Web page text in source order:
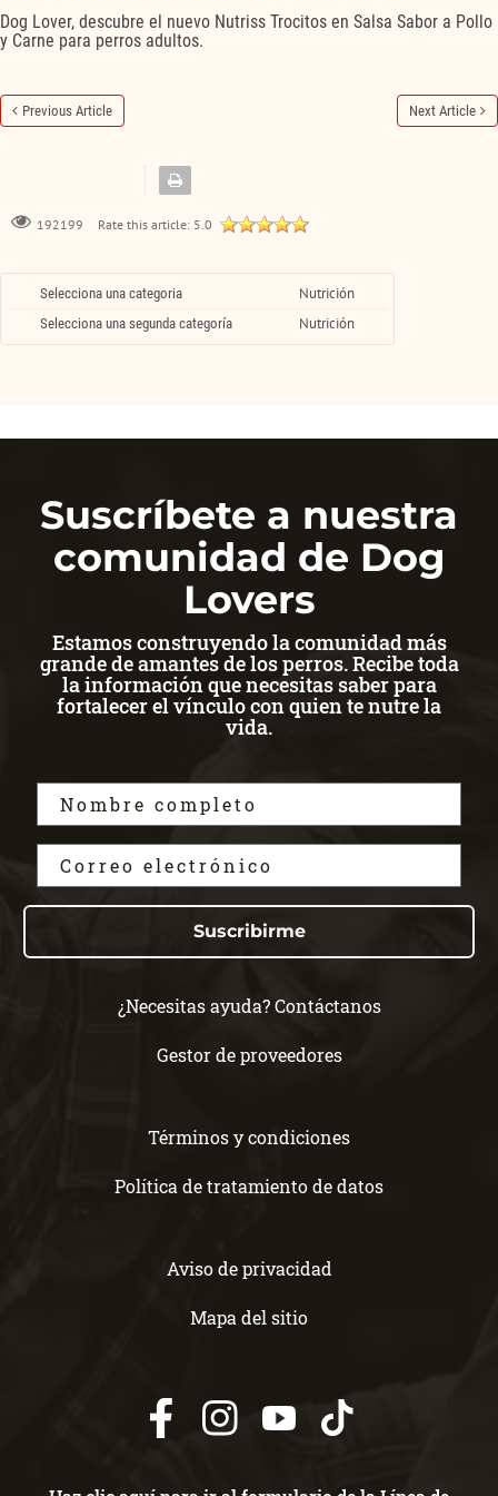
Dog Lover, descubre el nuevo Nutriss Trocitos en Salsa Sabor a Pollo
y Carne para perros adultos.
Previous Article Next Article
192199 Rate this article: 5.0
Selecciona una categoria Nutrición
Selecciona una segunda categoría Nutrición
Suscríbete a nuestra
comunidad de Dog
Lovers
Estamos construyendo la comunidad más
grande de amantes de los perros. Recibe toda
la información que necesitas saber para
fortalecer el vínculo con quien te nutre la
vida.
Suscribirme
¿Necesitas ayuda? Contáctanos
Gestor de proveedores
Términos y condiciones
Política de tratamiento de datos
Aviso de privacidad
Mapa del sitio